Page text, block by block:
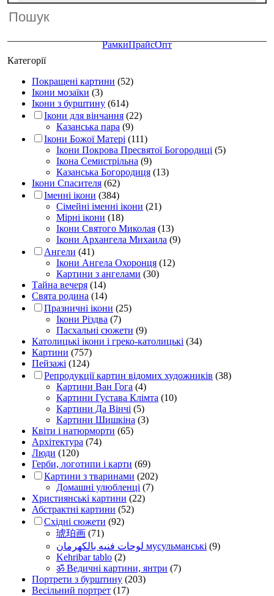
РамкиПрайсОпт
Категорії
Покращені картини (52)
Ікони мозаїки (3)
Ікони з бурштину (614)
Ікони для вінчання (22)
Казанська пара (9)
Ікони Божої Матері (111)
Ікони Покрова Пресвятої Богородиці (5)
Ікона Семистрільна (9)
Казанська Богородиця (13)
Ікони Спасителя (62)
Іменні ікони (384)
Сімейні іменні ікони (21)
Мірні ікони (18)
Ікони Святого Миколая (13)
Ікони Архангела Михаила (9)
Ангели (41)
Ікони Ангела Охоронця (12)
Картини з ангелами (30)
Тайна вечеря (14)
Свята родина (14)
Празничні ікони (25)
Ікони Різдва (7)
Пасхальні сюжети (9)
Католицькі ікони і греко-католицькі (34)
Картини (757)
Пейзажі (124)
Репродукції картин відомих художників (38)
Картини Ван Гога (4)
Картини Густава Клімта (10)
Картини Да Вінчі (5)
Картини Шишкіна (3)
Квіти і натюрморти (65)
Архітектура (74)
Люди (120)
Герби, логотипи і карти (69)
Картини з тваринами (202)
Домашні улюбленці (7)
Християнські картини (22)
Абстрактні картини (52)
Східні сюжети (92)
琥珀画 (71)
لوحات فنيه بالكهرمان мусульманські (9)
Kehribar tablo (2)
ॐ Ведичні картини, янтри (7)
Портрети з бурштину (203)
Весільний портрет (17)